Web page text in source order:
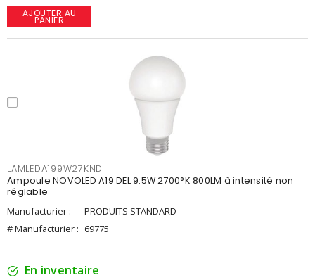
AJOUTER AU
PANIER
LAMLEDA199W27KND
Ampoule NOVOLED A19 DEL 9.5W 2700°K 800LM à intensité non
réglable
Manufacturier :
PRODUITS STANDARD
# Manufacturier : 69775
En inventaire